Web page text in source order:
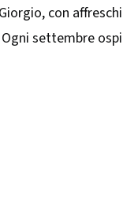
con
settembre